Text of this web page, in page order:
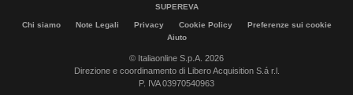
SUPEREVA
Chi siamo Note Legali Privacy Cookie Policy
Preferenze sui cookie
Aiuto
© Italiaonline S.p.A. 2026
Direzione e coordinamento di Libero Acquisition S.á r.l.
P. IVA 03970540963